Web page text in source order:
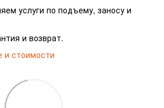
услуги по подъему, заносу и
и возврат.
и стоимости